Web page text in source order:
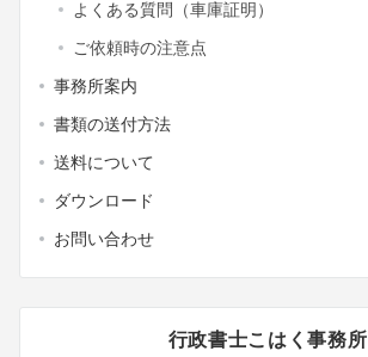
よくある質問（車庫証明）
ご依頼時の注意点
事務所案内
書類の送付方法
送料について
ダウンロード
お問い合わせ
行政書士こはく事務所